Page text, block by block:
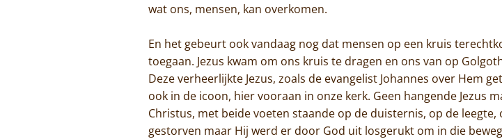
wat ons, mensen, kan overkomen.
En het gebeurt ook vandaag nog dat mensen op een kruis
toegaan. Jezus kwam om ons kruis te dragen en ons van op
Deze verheerlijkte Jezus, zoals de evangelist Johannes over Hem
ook in de icoon, hier vooraan in onze kerk. Geen hangende Jezus
Christus, met beide voeten staande op de duisternis, op de leegte,
gestorven maar Hij werd er door God uit losgerukt om in die